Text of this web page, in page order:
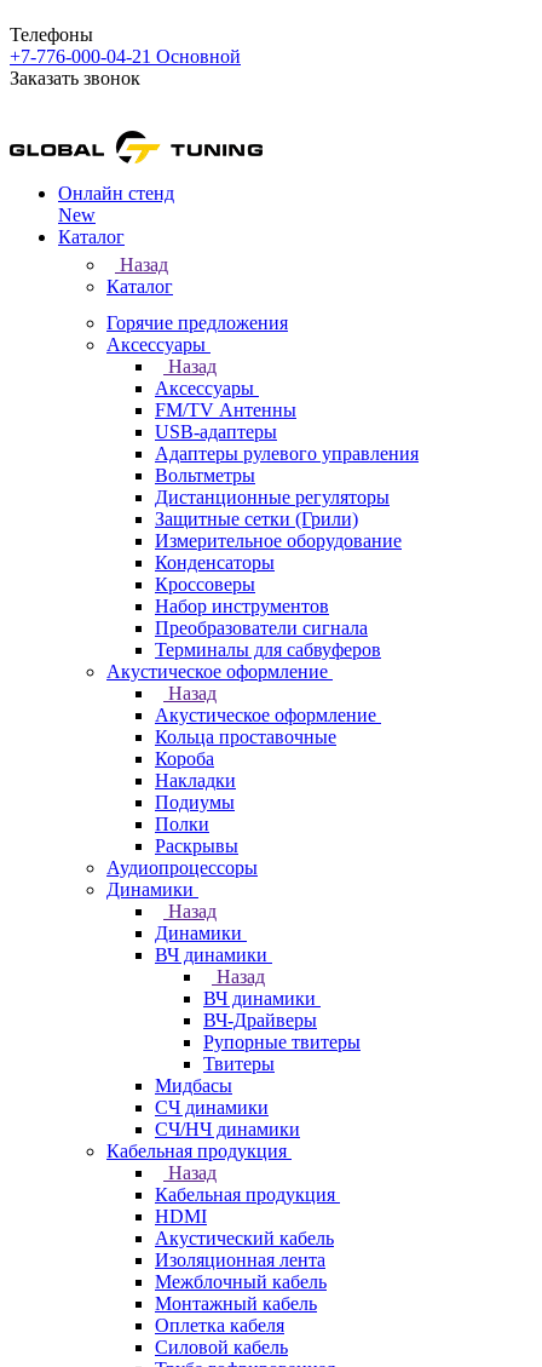
Телефоны
+7-776-000-04-21 Основной
Заказать звонок
Онлайн стенд
New
Каталог
Назад
Каталог
Горячие предложения
Аксессуары
Назад
Аксессуары
FM/TV Антенны
USB-адаптеры
Адаптеры рулевого управления
Вольтметры
Дистанционные регуляторы
Защитные сетки (Грили)
Измерительное оборудование
Конденсаторы
Кроссоверы
Набор инструментов
Преобразователи сигнала
Терминалы для сабвуферов
Акустическое оформление
Назад
Акустическое оформление
Кольца проставочные
Короба
Накладки
Подиумы
Полки
Раскрывы
Аудиопроцессоры
Динамики
Назад
Динамики
ВЧ динамики
Назад
ВЧ динамики
ВЧ-Драйверы
Рупорные твитеры
Твитеры
Мидбасы
СЧ динамики
СЧ/НЧ динамики
Кабельная продукция
Назад
Кабельная продукция
HDMI
Акустический кабель
Изоляционная лента
Межблочный кабель
Монтажный кабель
Оплетка кабеля
Силовой кабель